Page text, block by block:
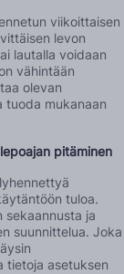
viikoittaisen
levon
lautalla voidaan
vähintään
olevan
tuoda mukanaan
pitäminen
tuloa.
sekaannusta ja
suunnittelua. Joka
tietoja asetuksen